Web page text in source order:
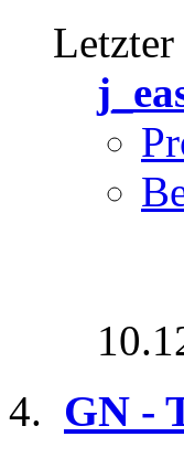
GN -